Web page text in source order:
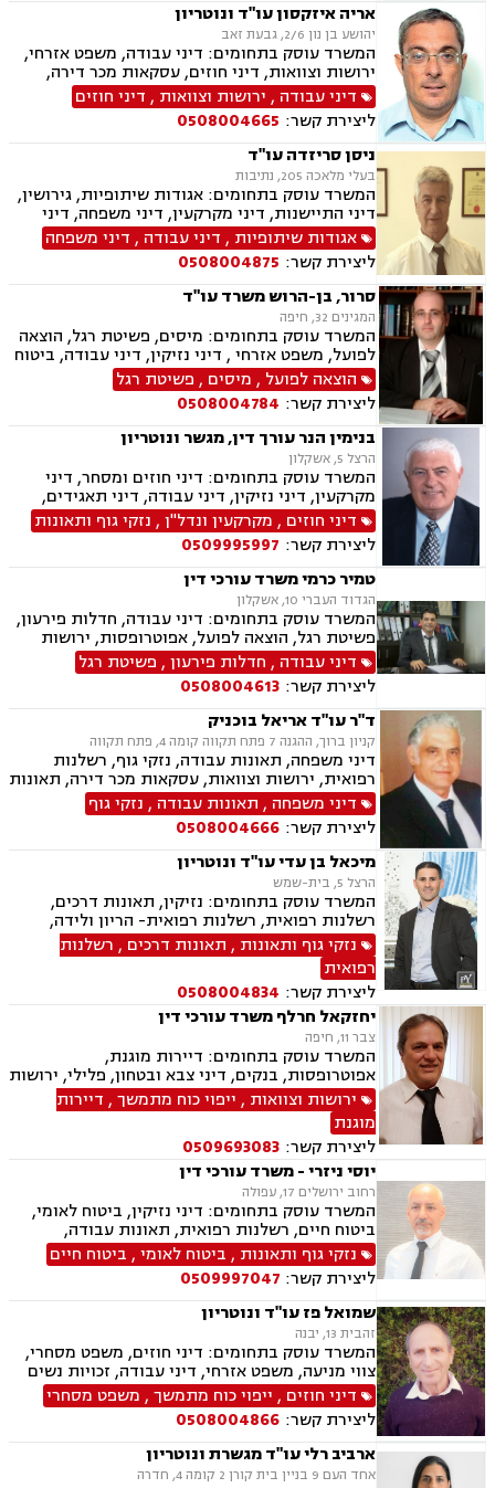
אריה איזקסון עו"ד ונוטריון
יהושע בן נון 2/6, גבעת זאב
המשרד עוסק בתחומים: דיני עבודה, משפט אזרחי,
ירושות וצוואות, דיני חוזים, עסקאות מכר דירה,
נוטריון וייפוי כוח מתמשך.
דיני עבודה , ירושות וצוואות , דיני חוזים
ליצירת קשר: 0508004665
ניסן סריזדה עו"ד
בעלי מלאכה 205, נתיבות
המשרד עוסק בתחומים: אגודות שיתופיות, גירושין,
דיני התיישנות, דיני מקרקעין, דיני משפחה, דיני
נזיקין, דיני עבודה, תעבורה, נזקי גוף, משפט אזרחי,
חקלאי- עסקי, עובדים זרים, מושבים וקיבוצים,
משמורת, הוצאה לפועל, לשון הרע, מגרשים
חקלאיים, מגרשים לבניה, נחלות ומשקים במושבים,
תאונות דרכים ותאונות עבודה.
אגודות שיתופיות , דיני עבודה , דיני משפחה
ליצירת קשר: 0508004875
סרור, בן-הרוש משרד עו"ד
המגינים 32, חיפה
המשרד עוסק בתחומים: מיסים, פשיטת רגל, הוצאה
לפועל, משפט אזרחי , דיני נזיקין, דיני עבודה, ביטוח
לאומי ומושבים וקיבוצים.
הוצאה לפועל , מיסים , פשיטת רגל
ליצירת קשר: 0508004784
בנימין הנר עורך דין, מגשר ונוטריון
הרצל 5, אשקלון
המשרד עוסק בתחומים: דיני חוזים ומסחר, דיני
מקרקעין, דיני נזיקין, דיני עבודה, דיני תאגידים,
הוצאה לפועל, סדר דין אזרחי וראיות, עבירות מס
כלכליות, עסקאות מכר דירה, ליקויי בנייה, מגשרים,
מיסוי נדל"ן, מסים, נדל"ן, פינוי מושכר, ליטיגציה,
ירושות וצוואות, אבדן כושר עבודה, בוררים, ביטוח
לאומי, גישור במשפחה, גישור ובוררויות, דיני
פשיטות רגל, הסכמי ממון, תאונות דרכים, תעבורה,
תכנון ובניה.
דיני חוזים , מקרקעין ונדל"ן, נזקי גוף ותאונות
ליצירת קשר: 0509995997
טמיר כרמי משרד עורכי דין
הגדוד העברי 10, אשקלון
המשרד עוסק בתחומים: דיני עבודה, חדלות פירעון,
פשיטת רגל, הוצאה לפועל, אפוטרופסות, ירושות
וצוואות, ליטיגציה, משפט אזרחי , נדל"ן, עסקאות
מכר דירה, פינוי מושכר, פירוקים והקפאות הליכים,
רישוי עסקים, רשויות מקומיות, תכנון ובניה, דיני
מקרקעין
דיני עבודה , חדלות פירעון, פשיטת רגל
ליצירת קשר: 0508004613
ד"ר עו"ד אריאל בוכניק
קניון ברוך, ההגנה 7 פתח תקווה קומה 4, פתח תקווה
דיני משפחה, תאונות עבודה, נזקי גוף, רשלנות
רפואית, ירושות וצוואות, עסקאות מכר דירה, תאונות
עקב רשלנות, דיני עבודה, אבדן כושר עבודה, פינוי
בינוי, דיני מקרקעין, פשיטת רגל, חדלות פרעון,
תעבורה
דיני משפחה , תאונות עבודה , נזקי גוף
ליצירת קשר: 0508004666
מיכאל בן עדי עו"ד ונוטריון
הרצל 5, בית-שמש
המשרד עוסק בתחומים: נזיקין, תאונות דרכים,
רשלנות רפואית, רשלנות רפואית- הריון ולידה,
תאונות עבודה, נזקי גוף, תאונות ספורט, אבדן כושר
עבודה , דיני ביטוח, דיני עבודה, דיני מקרקעין,
עסקאות מכר דירה, נוטריון.
נזקי גוף ותאונות , תאונות דרכים , רשלנות
רפואית
ליצירת קשר: 0508004834
יחזקאל חרלף משרד עורכי דין
צבר 11, חיפה
המשרד עוסק בתחומים: דיירות מוגנת,
אפוטרופסות, בנקים, דיני צבא ובטחון, פלילי, ירושות
וצוואות, ליטיגציה, נדל"ן, דיני מקרקעין, עבירות מין,
פינוי מושכר, צווארון לבן, תאונות דרכים, תעבורה,
דיני עבודה, הסכמי ממון, משפט צבאי, עסקאות מכר
דירה, תאונות עבודה, מעמד אישי, חדלות פרעון
ירושות וצוואות , ייפוי כוח מתמשך, דיירות
מוגנת
ליצירת קשר: 0509693083
יוסי ניזרי - משרד עורכי דין
רחוב ירושלים 17, עפולה
המשרד עוסק בתחומים: דיני נזיקין, ביטוח לאומי,
ביטוח חיים, רשלנות רפואית, תאונות עבודה,
תאונות דרכים, תאונות ספורט, נכי צה"ל, רשלנות
רפואית- הריון ולידה, דיני ביטוח, דיני עבודה,
פשיטת רגל, דיני חוזים ומסחר, סדר דין אזרחי
וראיות, דיני מקרקעין, מגשרים, אבדן כושר עבודה ,
אחריות מקצועית, ירושות וצוואות, לשון הרע, משפט
אזרחי, משרד הביטחון, נזקי גוף, תביעות גזזת.
נזקי גוף ותאונות , ביטוח לאומי, ביטוח חיים
ליצירת קשר: 0509997047
שמואל פז עו"ד ונוטריון
זהבית 13, יבנה
המשרד עוסק בתחומים: דיני חוזים, משפט מסחרי,
צווי מניעה, משפט אזרחי, דיני עבודה, זכויות נשים
בהריון, תביעות ביטוח ונזקי רכוש, ביטוח סיעודי,
דיני פנסיה, מקרקעין ונדל"ן, תכנון ובניה, דיור מוגן,
ליקויי בניה, עזקאות מכר דירה, פינוי מושכר, רשות
מקרקעי ישראל, צווי הריסה, דיני משפחה, ידועים
בציבור, אפוטרופסות, הסכמי ממון, גירושין, חלוקת
דיני חוזים , ייפוי כוח מתמשך, משפט מסחרי
ליצירת קשר: 0508004866
ארביב רלי עו"ד מגשרת ונוטריון
אחד העם 9 בניין בית קורן 2 קומה 4, חדרה